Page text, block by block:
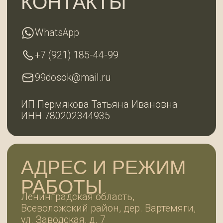
Разработка сайта
2025 © 99ДОСОК